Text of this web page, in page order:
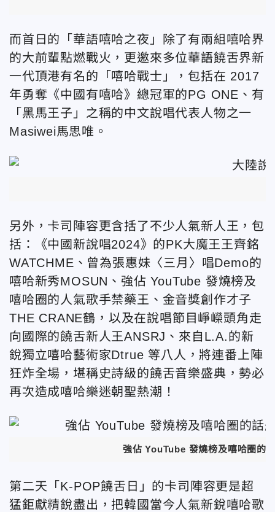
而首日的「華語嘻哈之夜」除了有兩組嘻哈界
的大前輩點燃戰火，更邀來多位華語饒舌界新
一代頂港有名的「嘻哈戰士」，包括在 2017
年勇奪《中國有嘻哈》總冠軍的PG ONE、有
「黑馬王子」之稱的中文說唱代表人物之一
Masiwei馬思唯。
另外，卡司陣容更含括了不少人氣新人王，包
括：《中國新說唱2024》的PK大魔王王齊銘
WATCHME、曾為張惠妹〈三月〉唱Demo的
嘻哈新秀MOSUN、強佔 YouTube 發燒榜及
嘻哈圈的人氣歌手禁藥王、金音獎創作才子
THE CRANE鶴，以及在說唱節目崢嶸頭角走
向國際的饒舌新人王ANSRJ、來自L.A.的新
銳獨立嘻哈藝術家Dtrue 等八人，將連番上陣
狂炸全場，堪稱史詩級的饒舌音樂盛典，勢必
再次造成嘻哈樂迷朝聖熱潮！
強佔 YouTube 發燒榜及嘻哈圈的
第二天「K-POP饒舌日」的卡司陣容更是超
猛鉅獻精銳盡出，把韓國當今人氣新銳嘻哈歌